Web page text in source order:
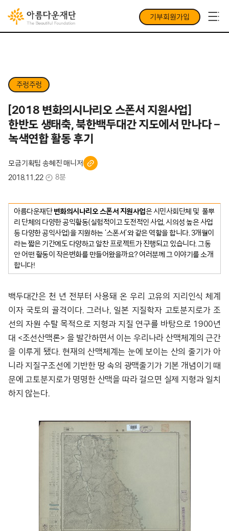
기부회원가입
주렁주렁
[2018 변화의시나리오 스폰서 지원사업]
한반도 생태축, 북한백두대간 지도에서 만나다 –
녹색연합 활동 후기
모금기획팀 송혜진 매니저
2018.11.22
8분
아름다운재단변화의시나리오 스폰서 지원사업은 시민사회단체 및 풀뿌
리 단체의 다양한 공익활동(실험적이고 도전적인 사업, 시의성 높은 사업
등 다양한 공익사업)을 지원하는 ‘스폰서’와 같은 역할을 합니다. 3개월이
라는 짧은 기간에도 다양하고 알찬 프로젝트가 진행되고 있습니다. 그동
안 어떤 활동이 작은변화를 만들어왔을까요? 여러분께 그 이야기를 소개
합니다!
백두대간은 천 년 전부터 사용돼 온 우리 고유의 지리인식 체계
이자 국토의 골격이다. 그러나, 일본 지질학자 고토분지로가 조
선의 자원 수탈 목적으로 지형과 지질 연구를 바탕으로 1900년
대 <조선산맥론> 을 발간하면서 이는 우리나라 산맥체계의 근간
을 이루게 됐다. 현재의 산맥체계는 눈에 보이는 산의 줄기가 아
니라 지질구조선에 기반한 땅 속의 광맥줄기가 기본 개념이기 때
문에 고토분지로가 명명한 산맥을 따라 걸으면 실제 지형과 일치
하지 않는다.